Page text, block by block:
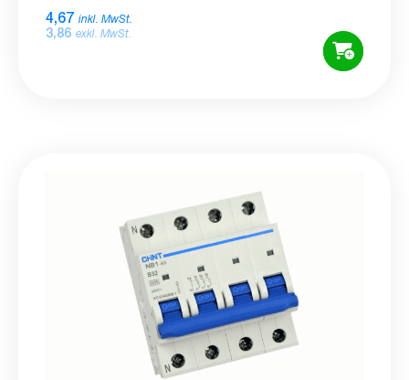
4,67 inkl. MwSt.
3,86 exkl. MwSt.